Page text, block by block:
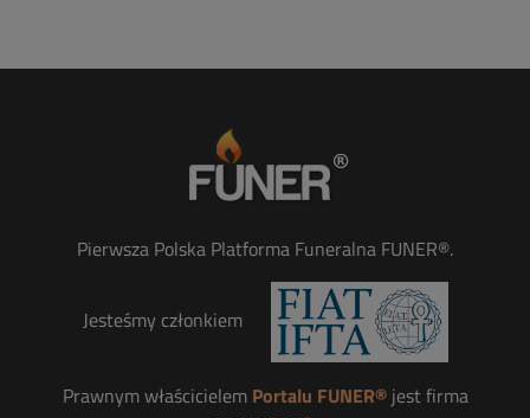
Pierwsza Polska Platforma Funeralna FUNER®.
Jesteśmy członkiem
Prawnym właścicielem Portalu FUNER®jest firma